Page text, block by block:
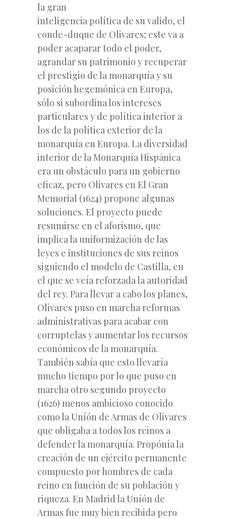
la gran
inteligencia política de su valido, el
conde-duque de Olivares; este va a
poder acaparar todo el poder,
agrandar su patrimonio y recuperar
el prestigio de la monarquía y su
posición hegemónica en Europa,
sólo si subordina los intereses
particulares y de política interior a
los de la política exterior de la
monarquía en Europa. La diversidad
interior de la Monarquía Hispánica
era un obstáculo para un gobierno
eficaz, pero Olivares en El Gran
Memorial (1624) propone algunas
soluciones. El proyecto puede
resumirse en el aforismo, que
implica la uniformización de las
leyes e instituciones de sus reinos
siguiendo el modelo de Castilla, en
el que se veía reforzada la autoridad
del rey. Para llevar a cabo los planes,
Olivares puso en marcha reformas
administrativas para acabar con
corruptelas y aumentar los recursos
económicos de la monarquía.
También sabía que esto llevaría
mucho tiempo por lo que puso en
marcha otro segundo proyecto
(1626) menos ambicioso conocido
como la Uníón de Armas de Olivares
que obligaba a todos los reinos a
defender la monarquía. Propónía la
creación de un ejército permanente
compuesto por hombres de cada
reino en función de su población y
riqueza. En Madrid la Uníón de
Armas fue muy bien recibida pero